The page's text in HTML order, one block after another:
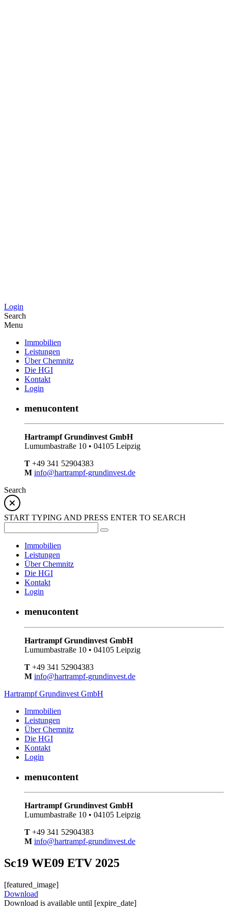
Login
Search
Menu
Immobilien
Leistungen
Über Chemnitz
Die HGI
Kontakt
Login
menucontent
Hartrampf Grundinvest GmbH
Lumumbastraße 10 • 04105 Leipzig
T +49 341 52904383
M info@hartrampf-grundinvest.de
Search
START TYPING AND PRESS ENTER TO SEARCH
Immobilien
Leistungen
Über Chemnitz
Die HGI
Kontakt
Login
menucontent
Hartrampf Grundinvest GmbH
Lumumbastraße 10 • 04105 Leipzig
T +49 341 52904383
M info@hartrampf-grundinvest.de
Hartrampf Grundinvest GmbH
Immobilien
Leistungen
Über Chemnitz
Die HGI
Kontakt
Login
menucontent
Hartrampf Grundinvest GmbH
Lumumbastraße 10 • 04105 Leipzig
T +49 341 52904383
M info@hartrampf-grundinvest.de
Sc19 WE09 ETV 2025
[featured_image]
Download
Download is available until [expire_date]